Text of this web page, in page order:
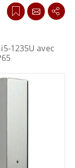
1235U avec